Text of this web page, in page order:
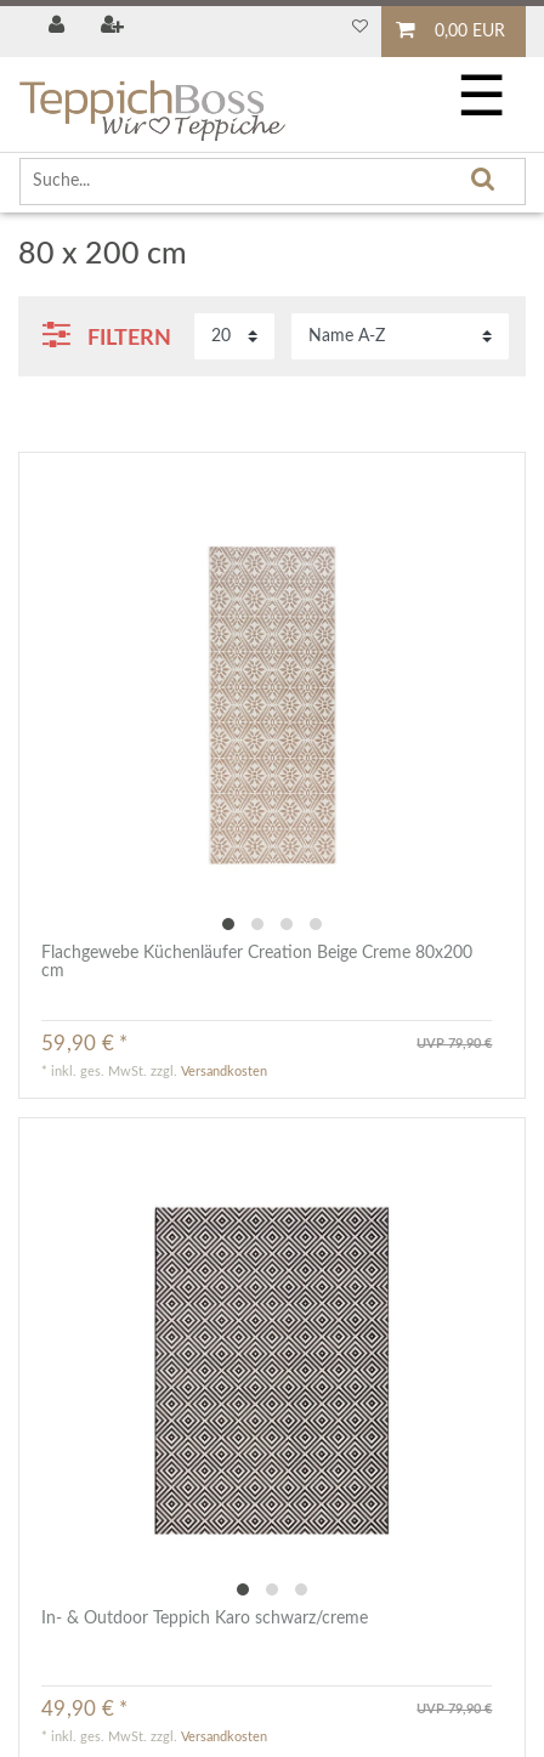
0,00 EUR
☰
80 x 200 cm
FILTERN
Flachgewebe Küchenläufer Creation Beige Creme 80x200
cm
UVP 79,90 €
59,90 € *
* inkl. ges. MwSt. zzgl.Versandkosten
In- & Outdoor Teppich Karo schwarz/creme
UVP 79,90 €
49,90 € *
* inkl. ges. MwSt. zzgl.Versandkosten